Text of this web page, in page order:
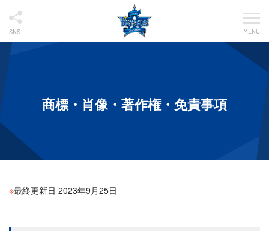
SNS MENU
商標・肖像・著作権・免責事項
※最終更新日 2023年9月25日